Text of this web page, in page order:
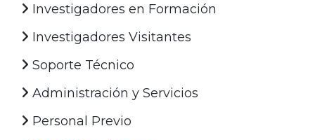
Investigadores en Formación
Investigadores Visitantes
Soporte Técnico
Administración y Servicios
Personal Previo